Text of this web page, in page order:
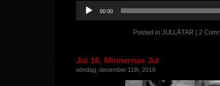
00:00
Posted in JULLÅTAR| 2
Jul 16, Minnernas Jul
söndag, december 11th, 2016